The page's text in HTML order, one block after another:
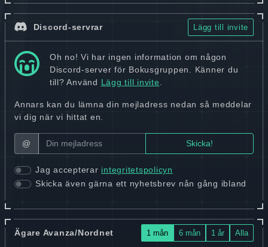
Discord-servrar Lägg till invite
Oh no! Vi har ingen information om någon
Discord-server för Bokusgruppen. Känner du
till? Använd Lägg till invite.
Annars kan du lämna din mejladress nedan så meddelar
vi dig när vi hittat en.
@
Jag accepterar integritetspolicyn
Skicka även gärna ett nyhetsbrev nån gång ibland
Ägare Avanza/Nordnet 1 mån 6 mån 1 år Alla